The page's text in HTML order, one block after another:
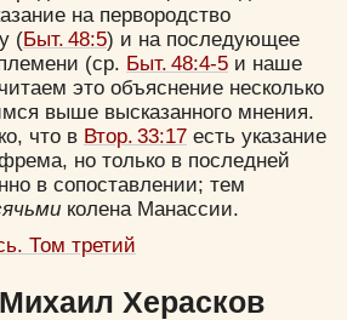
на первородство
(Быт. 48:5) и на последующее
(ср. Быт. 48:4-5 и наше
это объяснение несколько
выше высказанного мнения.
что в Втор. 33:17 есть указание
но только в последней
в сопоставлении; тем
колена Манассии.
Том третий
Херасков
Хорошо
Да
Нет
Регистрация
Сохранить